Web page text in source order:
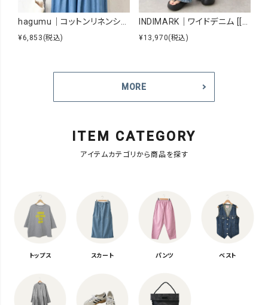
¥6,853 (税込) ¥13,970(税込)
MORE
ITEM CATEGORY
アイテムカテゴリから商品を探す
トップス スカート パンツ ベスト